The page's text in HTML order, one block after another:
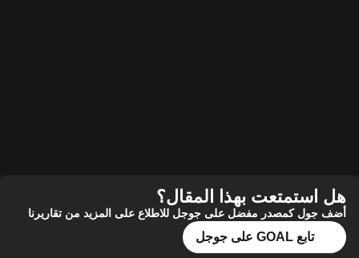
هل استمتعت بهذا المقال؟
أضف جول كمصدر مفضل على جوجل للاطلاع على المزيد من تقاريرنا
تابع GOAL على جوجل